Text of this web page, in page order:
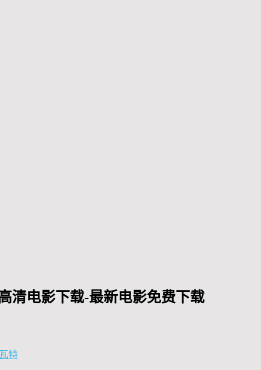
清电影下载-最新电影免费下载
特